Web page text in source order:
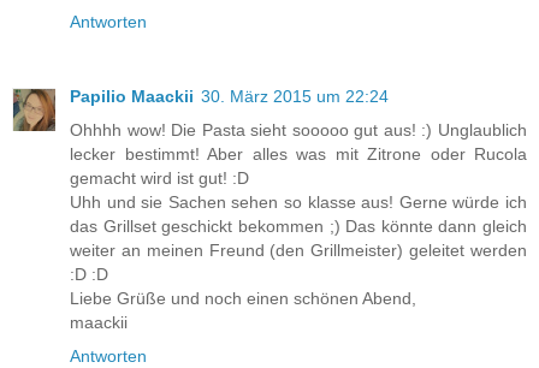
Antworten
Papilio Maackii 30. März 2015 um 22:24
Ohhhh wow! Die Pasta sieht sooooo gut aus! :) Unglaublich
lecker bestimmt! Aber alles was mit Zitrone oder Rucola
gemacht wird ist gut! :D
Uhh und sie Sachen sehen so klasse aus! Gerne würde ich
das Grillset geschickt bekommen ;) Das könnte dann gleich
weiter an meinen Freund (den Grillmeister) geleitet werden
:D :D
Liebe Grüße und noch einen schönen Abend,
maackii
Antworten